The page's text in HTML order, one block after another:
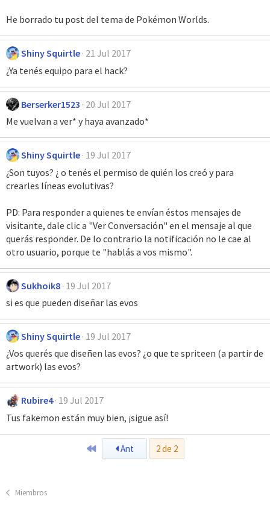
He borrado tu post del tema de Pokémon Worlds.
Shiny Squirtle 21 Jul 2017
¿Ya tenés equipo para el hack?
Berserker1523 20 Jul 2017
Me vuelvan a ver* y haya avanzado*
Shiny Squirtle 19 Jul 2017
¿Son tuyos? ¿ o tenés el permiso de quién los creó y para
crearles líneas evolutivas?
PD: Para responder a quienes te envían éstos mensajes de
visitante, dale clic a "Ver Conversación" en el mensaje al que
querás responder. De lo contrario la notificación no le cae al
otro usuario, porque te "hablás a vos mismo".
Sukhoik8 19 Jul 2017
si es que pueden diseñar las evos
Shiny Squirtle 19 Jul 2017
¿Vos querés que diseñen las evos? ¿o que te spriteen (a partir de
artwork) las evos?
Rubire4 19 Jul 2017
Tus fakemon están muy bien, ¡sigue así!
PrimeroAnt 2 de 2
Miembros